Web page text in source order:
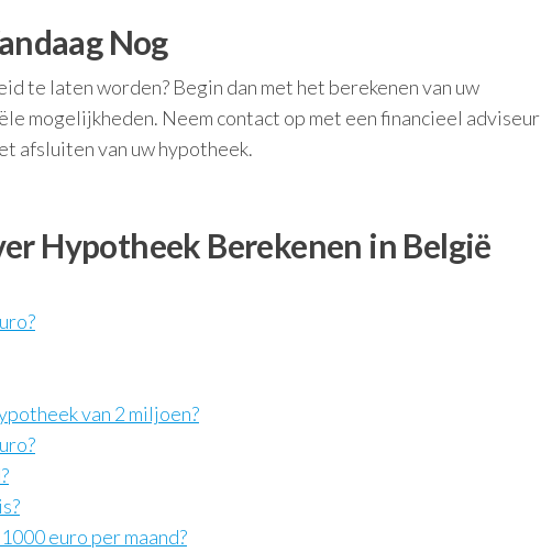
Nog
te laten worden? Begin dan met het berekenen van uw
mogelijkheden. Neem contact op met een financieel adviseur
afsluiten van uw hypotheek.
Hypotheek Berekenen in België
van 2 miljoen?
euro per maand?